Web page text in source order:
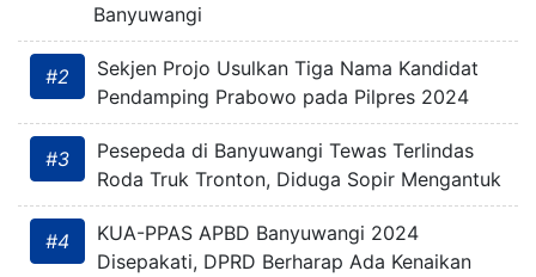
Banyuwangi
#2
Sekjen Projo Usulkan Tiga Nama Kandidat
Pendamping Prabowo pada Pilpres 2024
#3
Pesepeda di Banyuwangi Tewas Terlindas
Roda Truk Tronton, Diduga Sopir Mengantuk
#4
KUA-PPAS APBD Banyuwangi 2024
Disepakati, DPRD Berharap Ada Kenaikan